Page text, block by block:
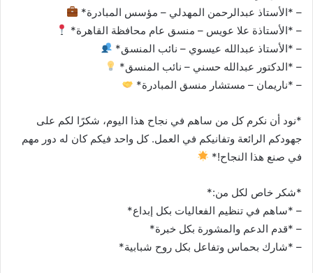
– *الأستاذ عبدالرحمن المهدلي – مؤسس المبادرة*
– *الأستاذة علا عويس – منسق عام محافظة القاهرة*
– *الأستاذ عبدالله عيسوي – نائب المنسق*
– *الدكتور عبدالله حسني – نائب المنسق*
– *ناريمان – مستشار منسق المبادرة*
*نود أن نكرم كل من ساهم في نجاح هذا اليوم، شكرًا لكم على
جهودكم الرائعة وتفانيكم في العمل. كل واحد فيكم كان له دور مهم
في صنع هذا النجاح!*
*شكر خاص لكل من:*
– *ساهم في تنظيم الفعاليات بكل إبداع*
– *قدم الدعم والمشورة بكل خبرة*
– *شارك بحماس وتفاعل بكل روح شبابية*